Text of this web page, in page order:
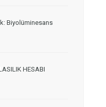
Biyolüminesans
HESABI